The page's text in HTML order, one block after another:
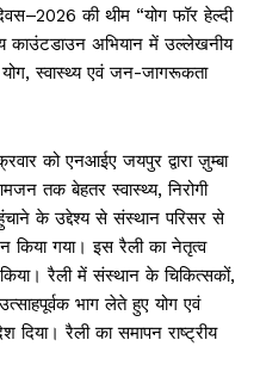
की थीम “योग फॉर हेल्दी
काउंटडाउन अभियान में उल्लेखनीय
स्वास्थ्य एवं जन-जागरूकता
को एनआईए जयपुर द्वारा ज़ुम्बा
तक बेहतर स्वास्थ्य, निरोगी
के उद्देश्य से संस्थान परिसर से
किया गया। इस रैली का नेतृत्व
रैली में संस्थान के चिकित्सकों,
उत्साहपूर्वक भाग लेते हुए योग एवं
रैली का समापन राष्ट्रीय